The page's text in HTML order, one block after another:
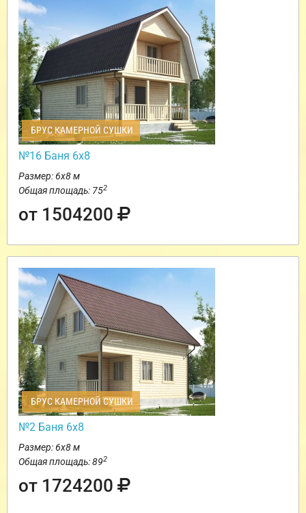
БРУС КАМЕРНОЙ СУШКИ
№16 Баня 6х8
Размер: 6х8 м
Общая площадь: 752
от 1504200
БРУС КАМЕРНОЙ СУШКИ
№2 Баня 6х8
Размер: 6х8 м
Общая площадь: 892
от 1724200